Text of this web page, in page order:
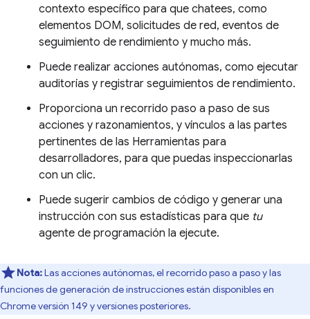
contexto específico para que chatees, como
elementos DOM, solicitudes de red, eventos de
seguimiento de rendimiento y mucho más.
Puede realizar acciones autónomas, como ejecutar
auditorías y registrar seguimientos de rendimiento.
Proporciona un recorrido paso a paso de sus
acciones y razonamientos, y vínculos a las partes
pertinentes de las Herramientas para
desarrolladores, para que puedas inspeccionarlas
con un clic.
Puede sugerir cambios de código y generar una
instrucción con sus estadísticas para que tu
agente de programación la ejecute.
Nota:Las acciones autónomas, el recorrido paso a paso y las
funciones de generación de instrucciones están disponibles en
Chrome versión 149 y versiones posteriores.